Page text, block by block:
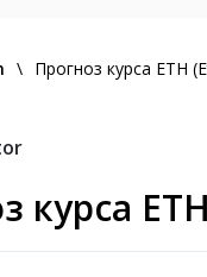
\ Прогноз курса ETH
курса